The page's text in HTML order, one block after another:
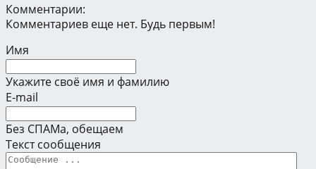
Комментарии:
Комментариев еще нет. Будь первым!
Имя
Укажите своё имя и фамилию
E-mail
Без СПАМа, обещаем
Текст сообщения